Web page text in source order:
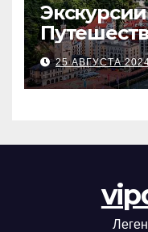
25 АВГУСТА